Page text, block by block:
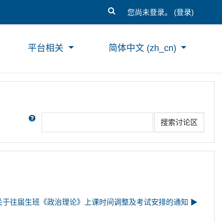
您尚未登录。 (登录)
平台相关 简体中文 ‎(zh_cn)‎
搜索讨论区
于往届生班《政治理论》上课时间调整及考试安排的通知 ▶︎